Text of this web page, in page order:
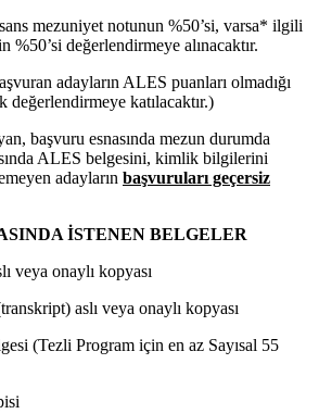
mezuniyet notunun %50’si, varsa* ilgili
%50’si değerlendirmeye alınacaktır.
adayların ALES puanları olmadığı
değerlendirmeye katılacaktır.)
başvuru esnasında mezun durumda
ALES belgesini, kimlik bilgilerini
adayların başvuruları geçersiz
İSTENEN BELGELER
veya onaylı kopyası
aslı veya onaylı kopyası
(Tezli Program için en az Sayısal 55